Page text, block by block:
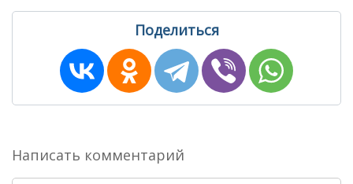
Поделиться
Написать комментарий